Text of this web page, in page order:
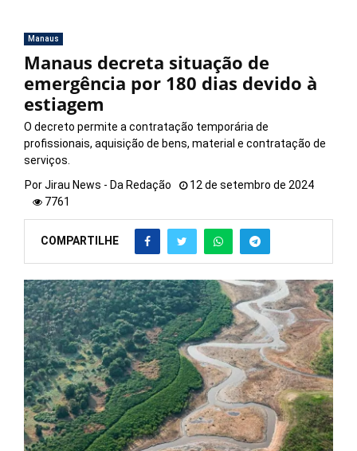
Manaus
Manaus decreta situação de
emergência por 180 dias devido à
estiagem
O decreto permite a contratação temporária de
profissionais, aquisição de bens, material e contratação de
serviços.
PorJirau News - Da Redação
12 de setembro de 2024
7761
COMPARTILHE